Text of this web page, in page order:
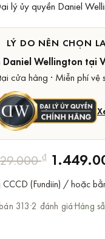
lý ủy quyền Daniel
LÝ DO NÊN CHỌN
Wellington tại
cửa hàng · Miễn phí vệ
₫ Giá
là:
Giá
tại
là:
(Fundiin) / hoặc
313·2 đánh giá·Hàng